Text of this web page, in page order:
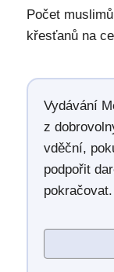
Počet
křesťanů na
Vydávání
z
vděční,
podpořit
pokračovat.